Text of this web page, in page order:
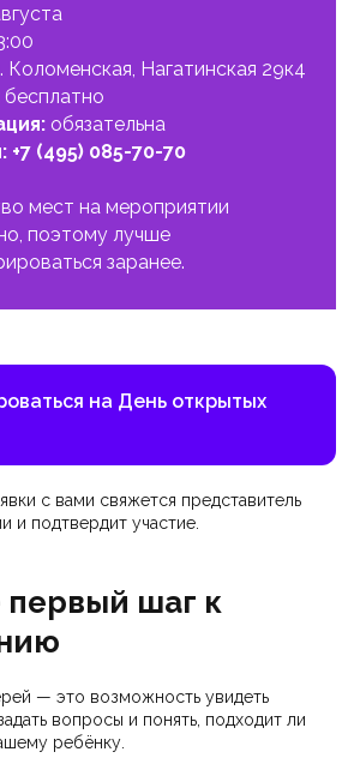
Коломенская, Нагатинская 29к4
бесплатно
обязательна
+7 (495) 085-70-70
мест на мероприятии
поэтому лучше
заранее.
на День открытых
с вами свяжется представитель
и подтвердит участие.
первый шаг к
— это возможность увидеть
вопросы и понять, подходит ли
ребёнку.